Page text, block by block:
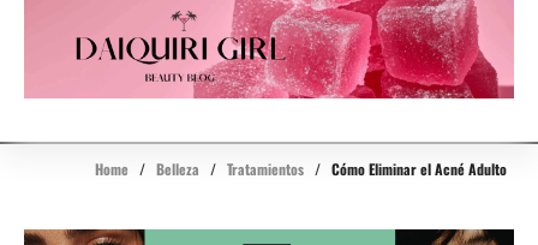
Home / Belleza / Tratamientos / Cómo Eliminar el Acné Adulto